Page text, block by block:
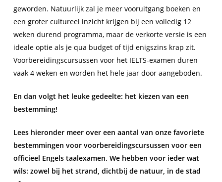
geworden. Natuurlijk zal je meer vooruitgang boeken en
een groter cultureel inzicht krijgen bij een volledig 12
weken durend programma, maar de verkorte versie is een
ideale optie als je qua budget of tijd enigszins krap zit.
Voorbereidingscursussen voor het IELTS-examen duren
vaak 4 weken en worden het hele jaar door aangeboden.
En dan volgt het leuke gedeelte: het kiezen van een
bestemming!
Lees hieronder meer over een aantal van onze favoriete
bestemmingen voor voorbereidingscursussen voor een
officieel Engels taalexamen. We hebben voor ieder wat
wils: zowel bij het strand, dichtbij de natuur, in de stad